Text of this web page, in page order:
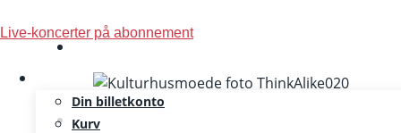
to
Live-koncerter på abonnement
Din billetkonto
Kurv